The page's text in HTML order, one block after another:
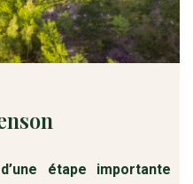
étape importante